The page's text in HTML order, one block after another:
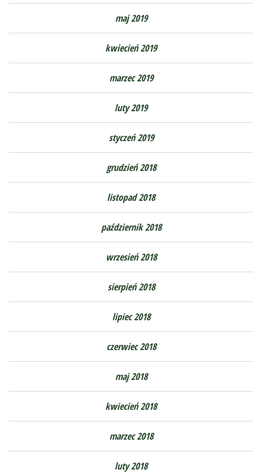
maj 2019
kwiecień 2019
marzec 2019
luty 2019
styczeń 2019
grudzień 2018
listopad 2018
październik 2018
wrzesień 2018
sierpień 2018
lipiec 2018
czerwiec 2018
maj 2018
kwiecień 2018
marzec 2018
luty 2018